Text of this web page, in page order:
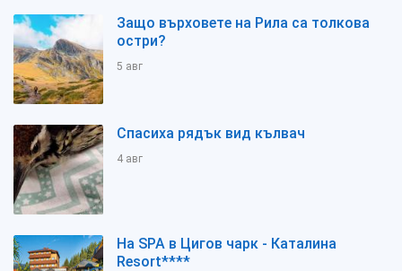
Защо върховете на Рила са толкова
остри?
5 авг
Спасиха рядък вид кълвач
4 авг
На SPA в Цигов чарк - Каталина
Resort****